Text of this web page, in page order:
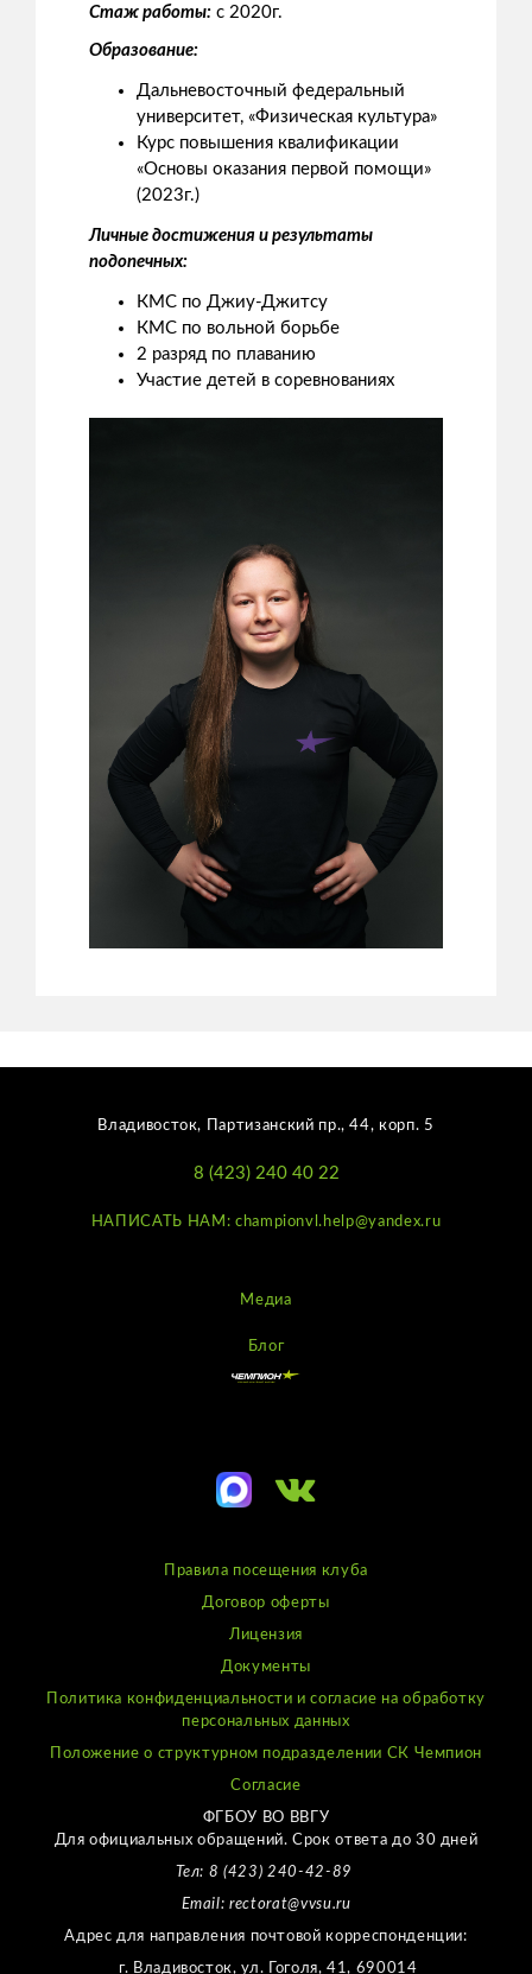
Стаж работы: с 2020г.
Образование:
Дальневосточный федеральный
университет, «Физическая культура»
Курс повышения квалификации
«Основы оказания первой помощи»
(2023г.)
Личные достижения и результаты
подопечных:
КМС по Джиу-Джитсу
КМС по вольной борьбе
2 разряд по плаванию
Участие детей в соревнованиях
Владивосток, Партизанский пр., 44, корп. 5
8 (423) 240 40 22
НАПИСАТЬ НАМ: championvl.help@yandex.ru
Медиа
Блог
Правила посещения клуба
Договор оферты
Лицензия
Документы
Политика конфиденциальности и согласие на обработку
персональных данных
Положение о структурном подразделении СК Чемпион
Согласие
ФГБОУ ВО ВВГУ
Для официальных обращений. Срок ответа до 30 дней
Тел: 8 (423) 240-42-89
Email: rectorat@vvsu.ru
Адрес для направления почтовой корреспонденции:
г. Владивосток, ул. Гоголя, 41, 690014